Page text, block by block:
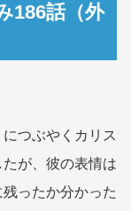
186話（外
つぶやくカリス
が、彼の表情は
ったか分かった